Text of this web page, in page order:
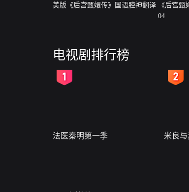
美版《后宫甄嬛传》国语腔神翻译
《后宫
04
电视剧排行榜
法医秦明第一季 米良与